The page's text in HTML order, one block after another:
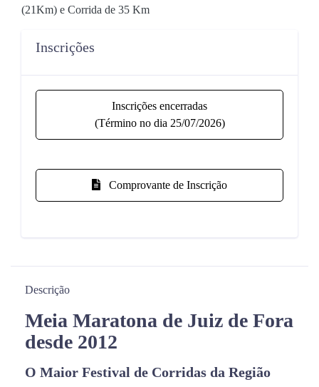
(21Km) e Corrida de 35 Km
Inscrições
Inscrições encerradas
(Término no dia 25/07/2026)
Comprovante de Inscrição
Descrição
Meia Maratona de Juiz de Fora
desde 2012
O Maior Festival de Corridas da Região